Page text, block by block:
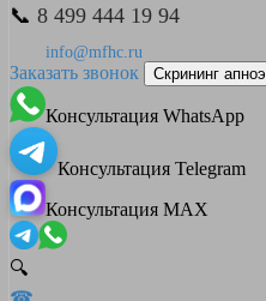
📞 8 499 444 19 94
info@mfhc.ru
Заказать звонок Скрининг апноэ
Консультация WhatsApp
Консультация Telegram
Консультация MAX
🔍